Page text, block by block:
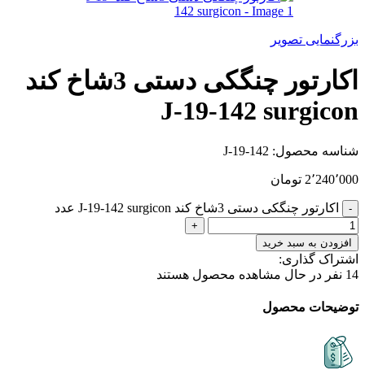
بزرگنمایی تصویر
اکارتور چنگکی دستی 3شاخ کند
J-19-142 surgicon
شناسه محصول: J-19-142
2٬240٬000 تومان
اکارتور چنگکی دستی 3شاخ کند J-19-142 surgicon عدد
افزودن به سبد خرید
اشتراک گذاری:
14 نفر در حال مشاهده محصول هستند
توضیحات محصول